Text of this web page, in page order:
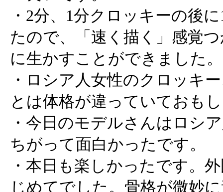
・2分、1分クロッキーの後
たので、「速く描く」感覚
に生かすことができました。
・ロシア人女性のクロッキ
とは体格が違っていておも
・今日のモデルさんはロシ
ちがって面白かったです。
・本日も楽しかったです。
じめてでした。骨格が微妙